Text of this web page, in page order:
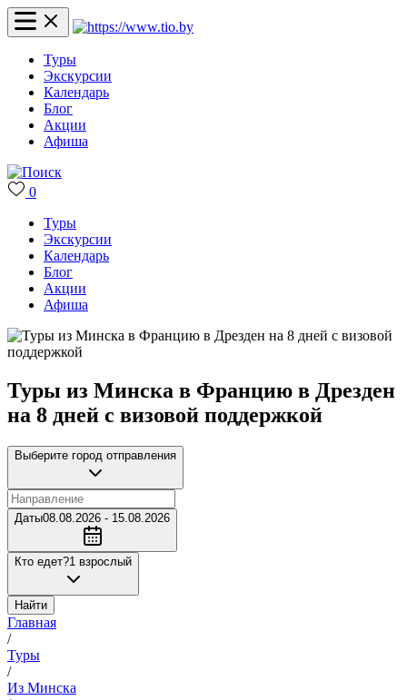
Туры
Экскурсии
Календарь
Блог
Акции
Афиша
0
Туры
Экскурсии
Календарь
Блог
Акции
Афиша
Туры из Минска в Францию в Дрезден
на 8 дней с визовой поддержкой
Выберите город отправления
Даты08.08.2026 - 15.08.2026
Кто едет?1 взрослый
Найти
Главная
/
Туры
/
Из Минска